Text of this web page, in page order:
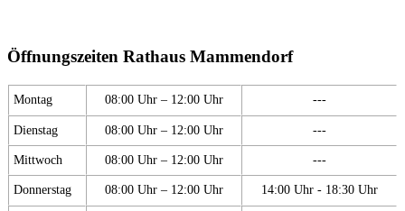
Öffnungszeiten Rathaus Mammendorf
Montag 08:00 Uhr – 12:00 Uhr ---
Dienstag 08:00 Uhr – 12:00 Uhr ---
Mittwoch 08:00 Uhr – 12:00 Uhr ---
Donnerstag 08:00 Uhr – 12:00 Uhr 14:00 Uhr - 18:30 Uhr